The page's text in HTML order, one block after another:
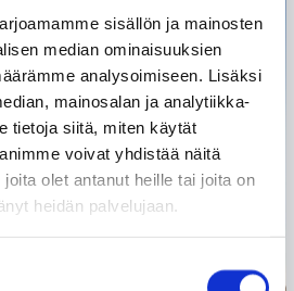
sisällön ja mainosten
median ominaisuuksien
analysoimiseen. Lisäksi
mainosalan ja analytiikka-
tietoja siitä, miten käytät
voivat yhdistää näitä
olet antanut heille tai joita on
heidän palvelujaan.